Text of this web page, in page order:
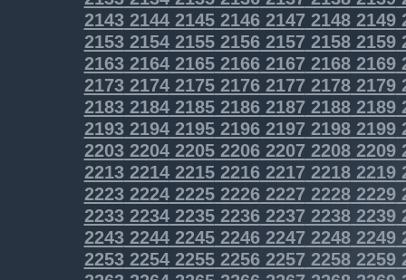
2143214421452146214721482149
2153215421552156215721582159
2163216421652166216721682169
2173217421752176217721782179
2183218421852186218721882189
2193219421952196219721982199
2203220422052206220722082209
2213221422152216221722182219
2223222422252226222722282229
2233223422352236223722382239
2243224422452246224722482249
2253225422552256225722582259